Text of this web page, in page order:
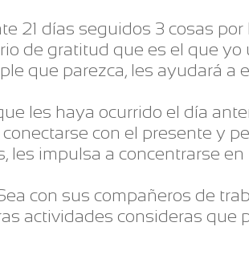
21 días seguidos 3 cosas
de gratitud que es el que
que parezca, les ayudará a
les haya ocurrido el día
con el presente y
les impulsa a concentrarse en
con sus compañeros de
actividades consideras que